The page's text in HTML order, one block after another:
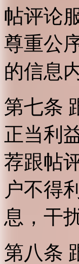
帖评论
尊重公
的信息
第七条
正当利
荐跟帖
户不得
息，干
第八条